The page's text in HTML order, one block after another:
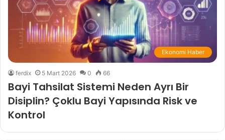
Ekonomi Haber
ferdix 5 Mart 2026 0 66
Bayi Tahsilat Sistemi Neden Ayrı Bir
Disiplin? Çoklu Bayi Yapısında Risk ve
Kontrol